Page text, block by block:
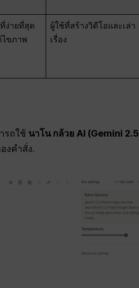
ง่ายที่สุด
ไขภาพ
ผู้ใช้ที่สร้างวิดีโอและเล่า
เรื่อง
รถใช้ นาโน กล้วย AI (Gemini 2.5
งคำสั่ง.